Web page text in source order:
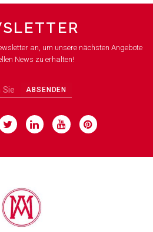
an, um unsere nächsten Angebote
News zu erhalten!
ABSENDEN